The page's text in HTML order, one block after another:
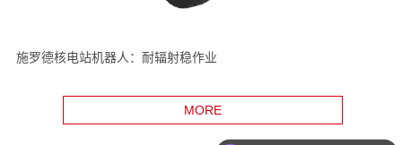
施罗德核电站机器人：耐辐射稳作业
MORE